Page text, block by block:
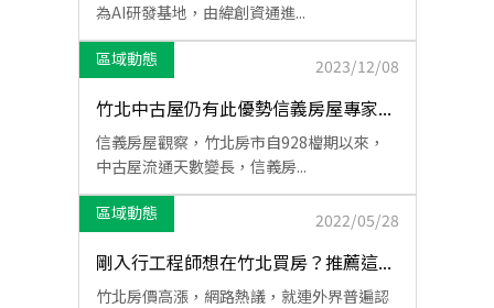
為AI研發基地，由緯創資通進...
區域動態 2023/12/08
竹北中古屋仍有此優勢信義房屋專家...
信義房屋觀察，竹北房市自928檔期以來，
中古屋流通天數變長，信義房...
區域動態 2022/05/28
剛入行工程師想在竹北買房？推薦這...
竹北房價高漲，網路熱議，就連外界普遍認